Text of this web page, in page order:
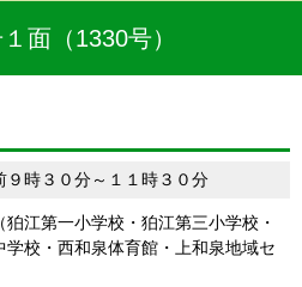
面（1330号）
９時３０分～１１時３０分
狛江第一小学校・狛江第三小学校・
校・西和泉体育館・上和泉地域セ